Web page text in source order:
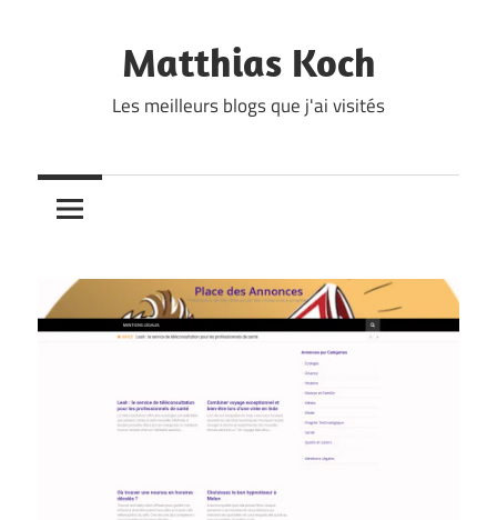
Matthias Koch
Les meilleurs blogs que j'ai visités